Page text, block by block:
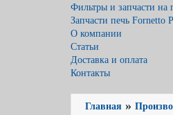
Фильтры и запчасти на
Запчасти печь Fornetto
О компании
Статьи
Доставка и оплата
Контакты
Главная »